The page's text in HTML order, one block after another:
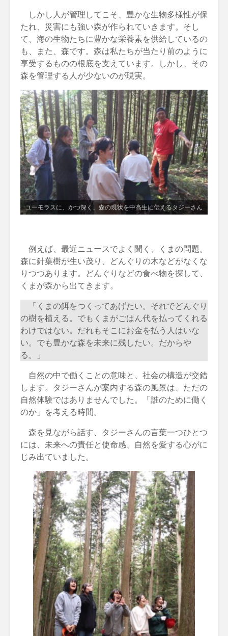
しかし人が管理してこそ、豊かな生物多様性が保
たれ、災害にも強い森が作られていきます。そし
て、海の生物たちに豊かな栄養素を供給しているの
も、また、森です。森は私たちが当たり前のように
享受するものの根底を支えています。しかし、その
森を管理する人が少ないのが現実。
ユーモラスに、かつ深く、森の現状を中高生に伝えるタジーさん
例えば、最近ニュースでよく聞く、くまの問題。
森に針葉樹が生い茂り、どんぐりの木などがなくな
りつつあります。どんぐりなどの食べ物を探して、
くまが森から出てきます。
「くまの餌をつくってあげたい。それでどんぐり
の樹を植える。でもくまがごはん代を払ってくれる
わけではない。だれもそこにお金を払う人はいな
い。でも豊かな森を未来に残したい。だからや
る。」
自然の中で働くことの意味と、社会の構造が交錯
します。タジーさんが案内する森の風景は、ただの
自然体験ではありませんでした。「誰のために働く
のか」を考える時間。
森を見ながら話す、タジーさんの言葉一つひとつ
には、未来への責任と使命感、自然を愛する心がに
じみ出ていました。